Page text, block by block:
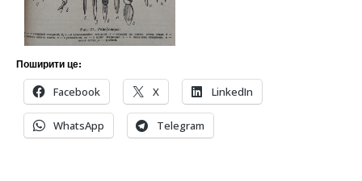
Поширити це:
Facebook X LinkedIn
WhatsApp Telegram